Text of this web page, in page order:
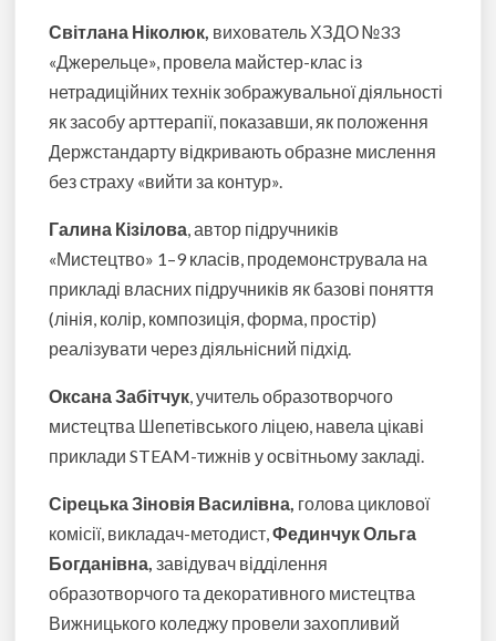
Світлана Ніколюк, вихователь ХЗДО №33
«Джерельце», провела майстер-клас із
нетрадиційних технік зображувальної діяльності
як засобу арттерапії, показавши, як положення
Держстандарту відкривають образне мислення
без страху «вийти за контур».
Галина Кізілова, автор підручників
«Мистецтво» 1–9 класів, продемонструвала на
прикладі власних підручників як базові поняття
(лінія, колір, композиція, форма, простір)
реалізувати через діяльнісний підхід.
Оксана Забітчук, учитель образотворчого
мистецтва Шепетівського ліцею, навела цікаві
приклади STEAM-тижнів у освітньому закладі.
Сірецька Зіновія Василівна, голова циклової
комісії, викладач-методист,Фединчук Ольга
Богданівна, завідувач відділення
образотворчого та декоративного мистецтва
Вижницького коледжу провели захопливий